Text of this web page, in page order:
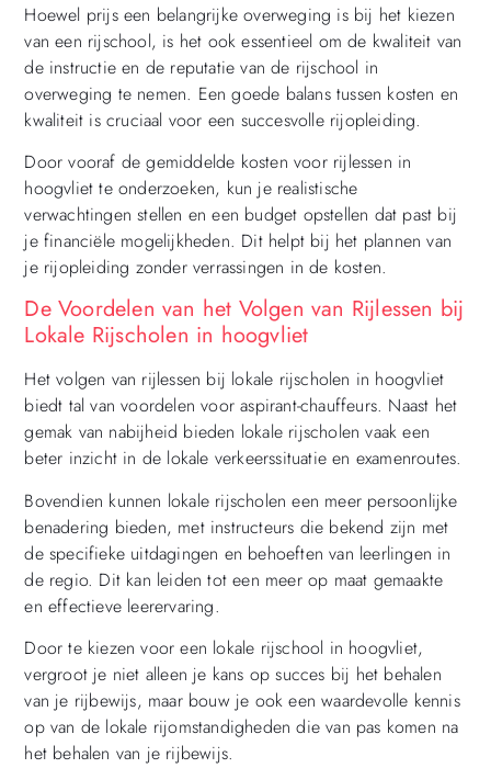
Hoewel prijs een belangrijke overweging is bij het kiezen
van een rijschool, is het ook essentieel om de kwaliteit van
de instructie en de reputatie van de rijschool in
overweging te nemen. Een goede balans tussen kosten en
kwaliteit is cruciaal voor een succesvolle rijopleiding.
Door vooraf de gemiddelde kosten voor rijlessen in
hoogvliet te onderzoeken, kun je realistische
verwachtingen stellen en een budget opstellen dat past bij
je financiële mogelijkheden. Dit helpt bij het plannen van
je rijopleiding zonder verrassingen in de kosten.
De Voordelen van het Volgen van Rijlessen bij
Lokale Rijscholen in hoogvliet
Het volgen van rijlessen bij lokale rijscholen in hoogvliet
biedt tal van voordelen voor aspirant-chauffeurs. Naast het
gemak van nabijheid bieden lokale rijscholen vaak een
beter inzicht in de lokale verkeerssituatie en examenroutes.
Bovendien kunnen lokale rijscholen een meer persoonlijke
benadering bieden, met instructeurs die bekend zijn met
de specifieke uitdagingen en behoeften van leerlingen in
de regio. Dit kan leiden tot een meer op maat gemaakte
en effectieve leerervaring.
Door te kiezen voor een lokale rijschool in hoogvliet,
vergroot je niet alleen je kans op succes bij het behalen
van je rijbewijs, maar bouw je ook een waardevolle kennis
op van de lokale rijomstandigheden die van pas komen na
het behalen van je rijbewijs.